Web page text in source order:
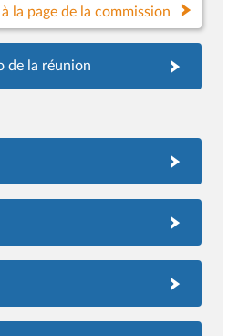
la page de la commission
de la réunion